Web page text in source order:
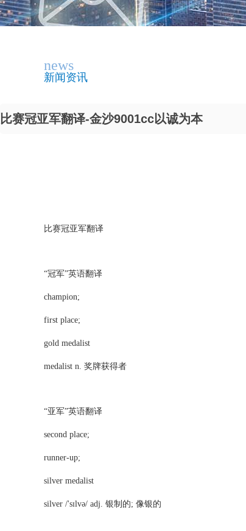
news
新闻资讯
比赛冠亚军翻译-金沙9001cc以诚为本
比赛冠亚军翻译
“冠军”英语翻译
champion;
first place;
gold medalist
medalist n. 奖牌获得者
“亚军”英语翻译
second place;
runner-up;
silver medalist
silver /'sɪlvə/ adj. 银制的; 像银的